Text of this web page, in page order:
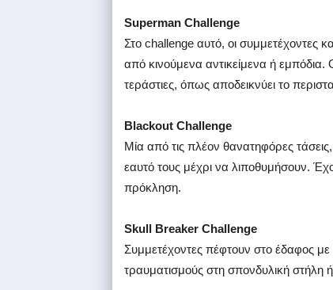
Superman Challenge
Στο challenge αυτό, οι
από κινούμενα αντικείμενα ή εμπόδια.
τεράστιες, όπως αποδεικνύει το
Blackout Challenge
Μία από τις πλέον θανατηφόρες
εαυτό τους μέχρι να λιποθυμήσουν.
πρόκληση.
Skull Breaker Challenge
Συμμετέχοντες πέφτουν στο έδαφος
τραυματισμούς στη σπονδυλική στήλη